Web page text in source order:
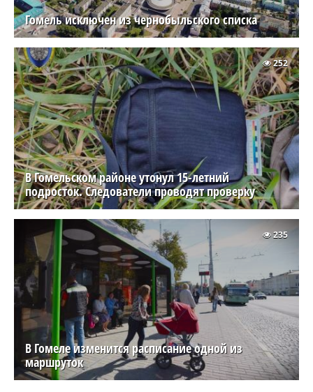
Гомель исключен из чернобыльского списка
В Гомельском районе утонул 15-летний
подросток. Следователи проводят проверку
252
В Гомеле изменится расписание одной из
маршруток
235